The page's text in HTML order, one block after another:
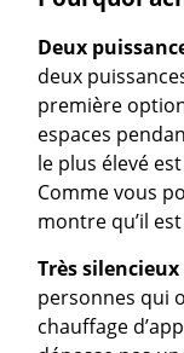
Deux
deux
première
espaces
le plus élevé
Comme vous
montre qu’il
Très silencieux
personnes qui
chauffage